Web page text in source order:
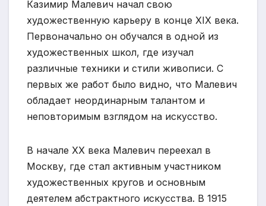
Казимир Малевич начал свою
художественную карьеру в конце XIX века.
Первоначально он обучался в одной из
художественных школ, где изучал
различные техники и стили живописи. С
первых же работ было видно, что Малевич
обладает неординарным талантом и
неповторимым взглядом на искусство.
В начале XX века Малевич переехал в
Москву, где стал активным участником
художественных кругов и основным
деятелем абстрактного искусства. В 1915